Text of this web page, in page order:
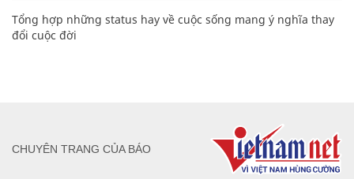
Tổng hợp những status hay về cuộc sống mang ý nghĩa thay
đổi cuộc đời
CHUYÊN TRANG CỦA BÁO